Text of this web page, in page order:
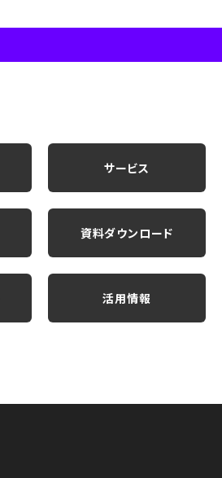
サービス
資料ダウンロード
活用情報